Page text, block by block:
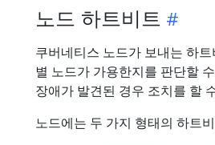
노드 하트비트
쿠버네티스 노드가 보내는 하
별 노드가 가용한지를 판단할
장애가 발견된 경우 조치를 할
노드에는 두 가지 형태의 하트